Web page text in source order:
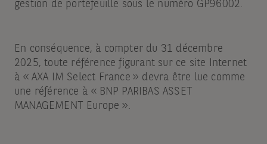
gestion de portefeuille sous le numéro GP96002.
En conséquence, à compter du 31 décembre
2025, toute référence figurant sur ce site Internet
à « AXA IM Select France » devra être lue comme
une référence à « BNP PARIBAS ASSET
MANAGEMENT Europe ».